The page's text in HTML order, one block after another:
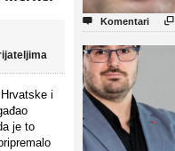
i
je to
 Komentari 